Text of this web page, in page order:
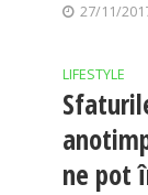
27/11/
LIFESTYLE
ne pot